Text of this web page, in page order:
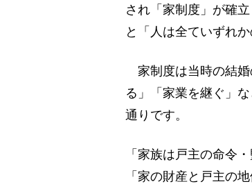
され「家制度」が確
と「人は全ていずれ
家制度は当時の結婚
る」「家業を継ぐ」
通りです。
「家族は戸主の命令
「家の財産と戸主の